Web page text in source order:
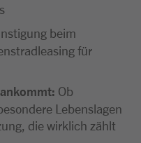
beim
für
Ob
Lebenslagen
die wirklich zählt